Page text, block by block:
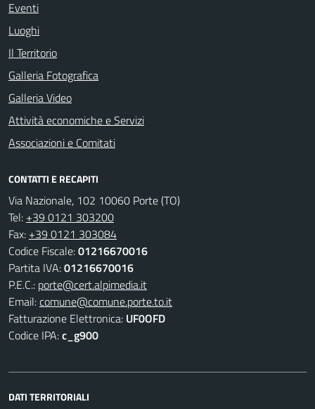
Eventi
Luoghi
Il Territorio
Galleria Fotografica
Galleria Video
Attività economiche e Servizi
Associazioni e Comitati
CONTATTI E RECAPITI
Via Nazionale, 102 10060 Porte (TO)
Tel: +39 0121 303200
Fax: +39 0121 303084
Codice Fiscale:01216670016
Partita IVA:01216670016
P.E.C.: porte@cert.alpimedia.it
Email:comune@comune.porte.to.it
Fatturazione Elettronica: UF0OFD
Codice IPA:c_g900
DATI TERRITORIALI